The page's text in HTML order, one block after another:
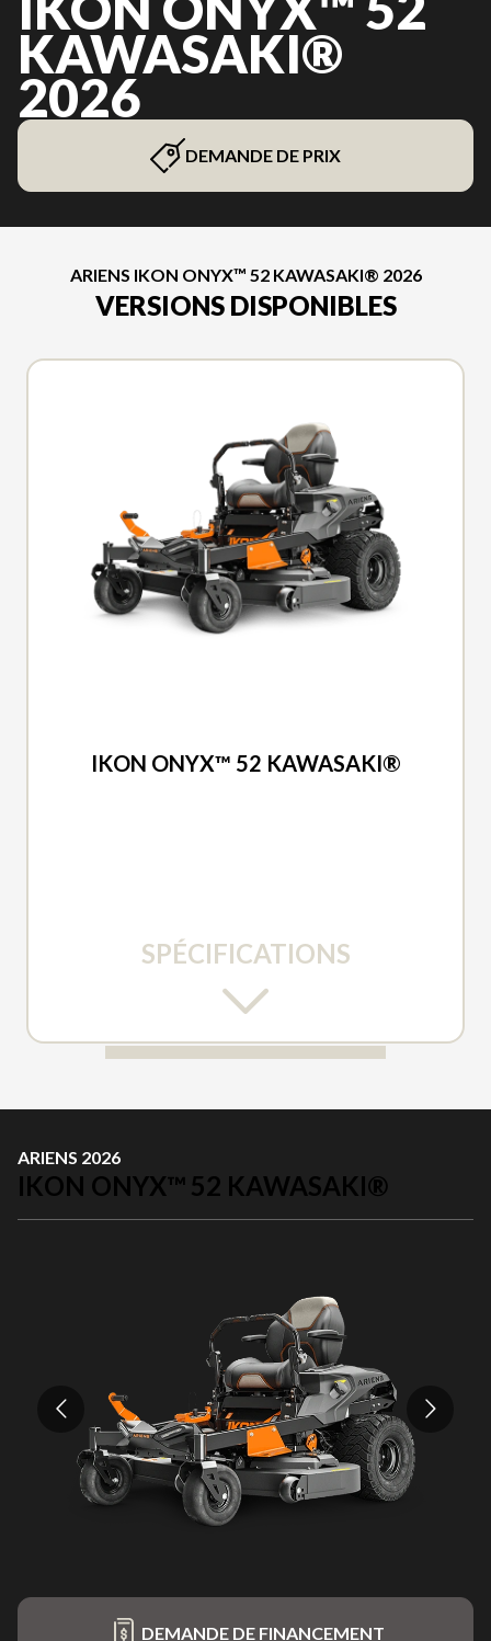
KAWASAKI®
2026
DEMANDE DE PRIX
ARIENS IKON ONYX™ 52 KAWASAKI® 2026
VERSIONS DISPONIBLES
IKON ONYX™ 52 KAWASAKI®
SPÉCIFICATIONS
ARIENS 2026
IKON ONYX™ 52 KAWASAKI®
DEMANDE DE FINANCEMENT